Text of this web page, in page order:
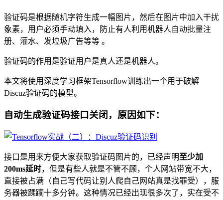
验证码是根据随机字符生成一幅图片，然后在图片中加入干扰
象素，用户必须手动填入，防止有人利用机器人自动批量注
册、灌水、发垃圾广告等等 。
验证码的作用是验证用户是真人还是机器人。
本文将使用深度学习框架Tensorflow训练出一个用于破解
Discuz验证码的模型。
自动生成验证码接口关闭，原因如下：
接口是用来方便大家获取验证码图片的，已经声明至少加
200ms延时，但是有些人就是不管不顾，个人网站带宽不大，
直接被占满（自己写代码让别人爬自己网站真是找罪受），服
务器被蹂躏十多分钟。这种情况已经出现很多次了，实在受不